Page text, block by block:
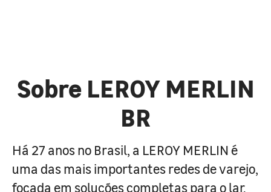
Sobre LEROY MERLIN
BR
Há 27 anos no Brasil, a LEROY MERLIN é
uma das mais importantes redes de varejo,
focada em soluções completas para o lar.